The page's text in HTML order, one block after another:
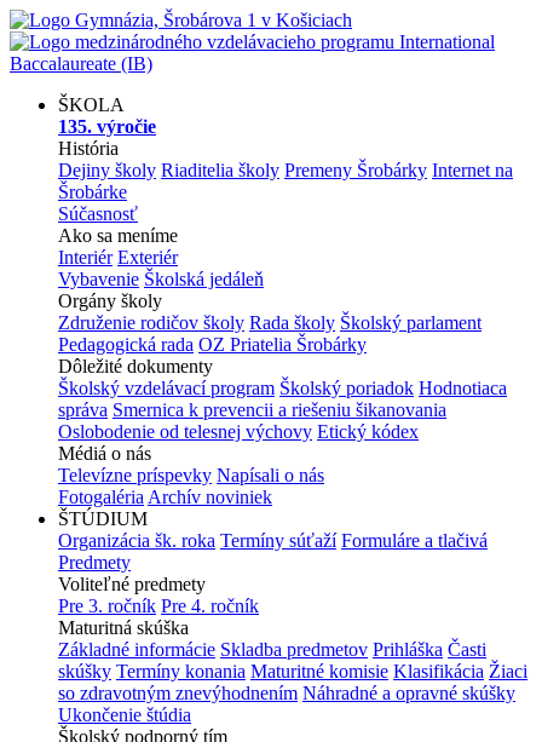
ŠKOLA
135. výročie
História
Dejiny školy Riaditelia školy Premeny Šrobárky Internet na
Šrobárke
Súčasnosť
Ako sa meníme
Interiér Exteriér
Vybavenie Školská jedáleň
Orgány školy
Združenie rodičov školy Rada školy Školský parlament
Pedagogická rada OZ Priatelia Šrobárky
Dôležité dokumenty
Školský vzdelávací program Školský poriadok Hodnotiaca
správa Smernica k prevencii a riešeniu šikanovania
Oslobodenie od telesnej výchovy Etický kódex
Médiá o nás
Televízne príspevky Napísali o nás
Fotogaléria Archív noviniek
ŠTÚDIUM
Organizácia šk. roka Termíny súťaží Formuláre a tlačivá
Predmety
Voliteľné predmety
Pre 3. ročník Pre 4. ročník
Maturitná skúška
Základné informácie Skladba predmetov Prihláška Časti
skúšky Termíny konania Maturitné komisie Klasifikácia Žiaci
so zdravotným znevýhodnením Náhradné a opravné skúšky
Ukončenie štúdia
Školský podporný tím